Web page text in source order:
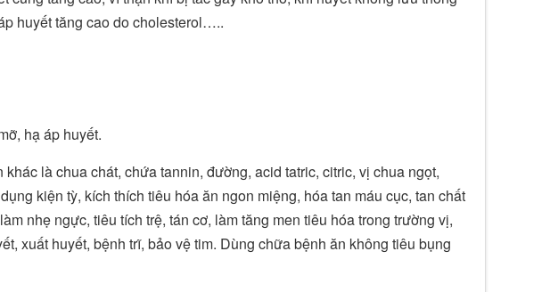
huyết tăng cao do cholesterol…..
hạ áp huyết.
là chua chát, chứa tannin, đường, acid tatric, citric, vị chua ngọt,
kiện tỳ, kích thích tiêu hóa ăn ngon miệng, hóa tan máu cục, tan chất
nhẹ ngực, tiêu tích trệ, tán cơ, làm tăng men tiêu hóa trong trường vị,
xuất huyết, bệnh trĩ, bảo vệ tim. Dùng chữa bệnh ăn không tiêu bụng